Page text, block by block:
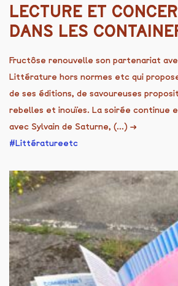
LECTURE ET
DANS LES
Fructôse renouvelle son partenariat
Littérature hors normes etc qui
de ses éditions, de savoureuses
rebelles et inouïes. La soirée continue
avec Sylvain de Saturne, (...) →
Littératureetc